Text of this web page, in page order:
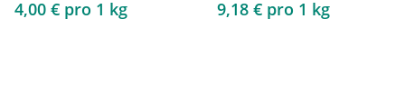
4,00 € pro 1 kg 9,18 € pro 1 kg